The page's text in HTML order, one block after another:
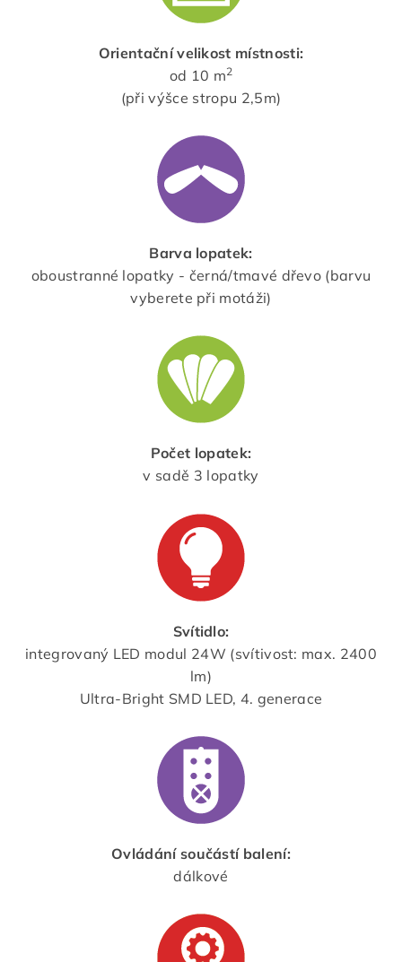
Orientační velikost místnosti:
od 10 m2
(při výšce stropu 2,5m)
Barva lopatek:
oboustranné lopatky - černá/tmavé dřevo (barvu
vyberete při motáži)
Počet lopatek:
v sadě 3 lopatky
Svítidlo:
integrovaný LED modul 24W (svítivost: max. 2400
lm)
Ultra-Bright SMD LED, 4. generace
Ovládání součástí balení:
dálkové